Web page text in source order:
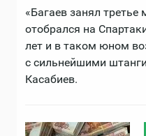
«Багаев занял третье
отобрался на
лет и в таком юном
с сильнейшими
Касабиев.